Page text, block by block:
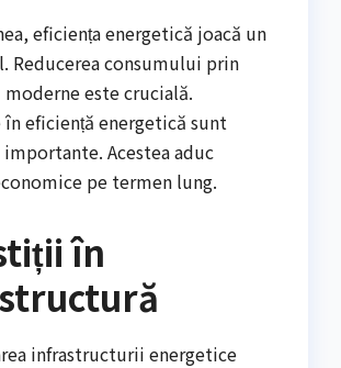
eficiența energetică joacă un
Reducerea consumului prin
este crucială.
eficiență energetică sunt
Acestea aduc
pe termen lung.
în
infrastructurii energetice